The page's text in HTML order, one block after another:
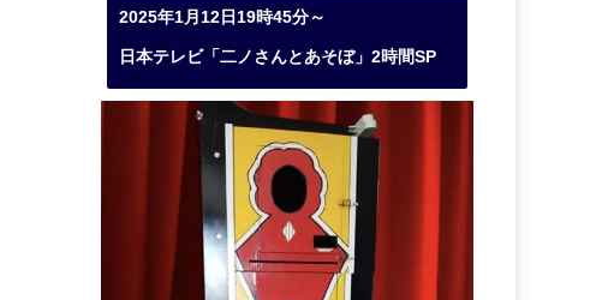
2025年1月12日19時45分～
日本テレビ「二ノさんとあそぼ」2時間SP